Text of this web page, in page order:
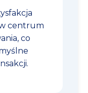
centrum
co